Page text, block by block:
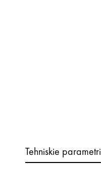
Tehniskie parametri